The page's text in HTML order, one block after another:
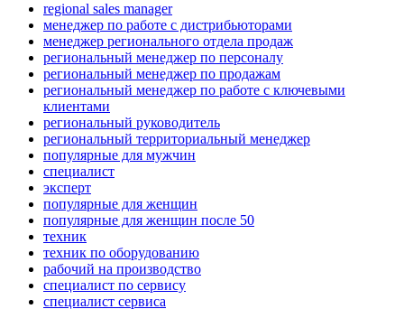
regional sales manager
менеджер по работе с дистрибьюторами
менеджер регионального отдела продаж
региональный менеджер по персоналу
региональный менеджер по продажам
региональный менеджер по работе с ключевыми
клиентами
региональный руководитель
региональный территориальный менеджер
популярные для мужчин
специалист
эксперт
популярные для женщин
популярные для женщин после 50
техник
техник по оборудованию
рабочий на производство
специалист по сервису
специалист сервиса